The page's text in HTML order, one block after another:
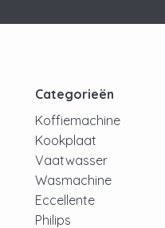
Categorieën
Koffiemachine
Kookplaat
Vaatwasser
Wasmachine
Eccellente
Philips